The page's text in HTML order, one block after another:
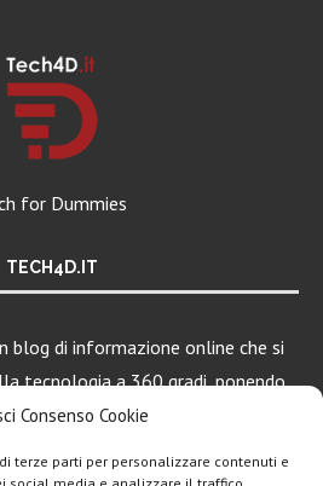
Consenso Cookie
terze parti per personalizzare contenuti e
for Dummies
TECH4D.IT
blog di informazione online che si
tecnologia a 360 gradi, ponendo
al mondo Android, Apple e